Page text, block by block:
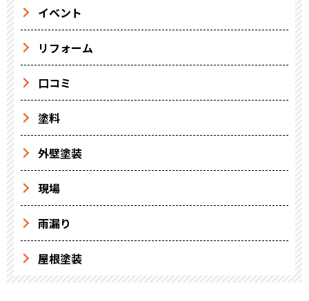
イベント
リフォーム
口コミ
塗料
外壁塗装
現場
雨漏り
屋根塗装